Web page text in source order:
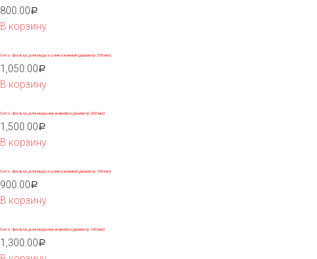
800.00 Р
В корзину
Сито-фильтр для меда оцинкованный (диаметр 200 мм)
1,050.00 Р
В корзину
Сито-фильтр для меда нержавейка (диаметр 200 мм)
1,500.00 Р
В корзину
Сито-фильтр для меда оцинкованный (диаметр 160 мм)
900.00 Р
В корзину
Сито-фильтр для меда нержавейка (диаметр 160 мм)
1,300.00 Р